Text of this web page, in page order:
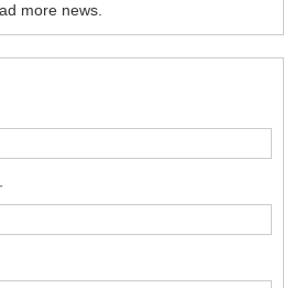
more news.